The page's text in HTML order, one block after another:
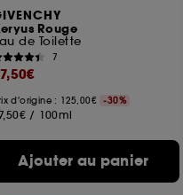
Rouge
de Toilette
7
d'origine : 125,00€ -30%
/ 100ml
Ajouter au panier